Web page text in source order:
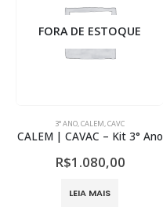
FORA DE ESTOQUE
3° ANO,CALEM,CAVC
CALEM | CAVAC – Kit 3° Ano
R$1.080,00
LEIA MAIS